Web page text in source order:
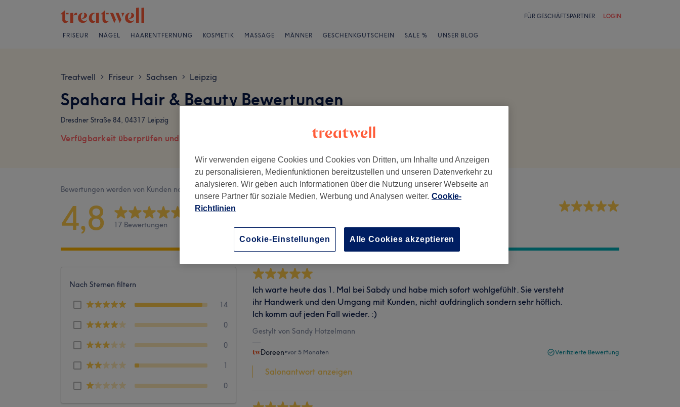
FÜR GESCHÄFTSPARTNER LOGIN
FRISEUR NÄGEL HAARENTFERNUNG KOSMETIK MASSAGE MÄNNER GESCHENKGUTSCHEIN SALE % UNSER BLOG
Treatwell > Friseur > Sachsen > Leipzig
Spahara Hair & Beauty Bewertungen
Dresdner Straße 84, 04317 Leipzig
Verfügbarkeit überprüfen und online buchen
Bewertungen werden von Kunden nach ihrem Besuch geschrieben.
4,8 17 Bewertungen Sauberkeit
Nach Sternen filtern
14
0
0
1
0
Ich warte heute das 1. Mal bei Sabdy und habe mich sofort wohlgefühlt. Sie versteht
ihr Handwerk und den Umgang mit Kunden, nicht aufdringlich sondern sehr höflich.
Ich komm auf jeden Fall wieder. :)
Gestylt von Sandy Hotzelmann
Doreen•vor 5 Monaten Verifizierte Bewertung
Salonantwort anzeigen
Wir verwenden eigene Cookies und Cookies von Dritten, um Inhalte und Anzeigen
zu personalisieren, Medienfunktionen bereitzustellen und unseren Datenverkehr zu
analysieren. Wir geben auch Informationen über die Nutzung unserer Webseite an
unsere Partner für soziale Medien, Werbung und Analysen weiter. Cookie-
Richtlinien
Cookie-Einstellungen Alle Cookies akzeptieren